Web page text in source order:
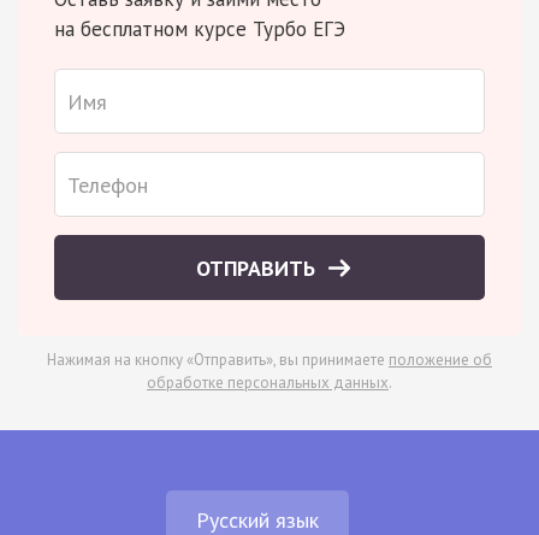
на бесплатном курсе Турбо ЕГЭ
ОТПРАВИТЬ
Нажимая на кнопку «Отправить», вы принимаете положение об
обработке персональных данных.
Русский язык